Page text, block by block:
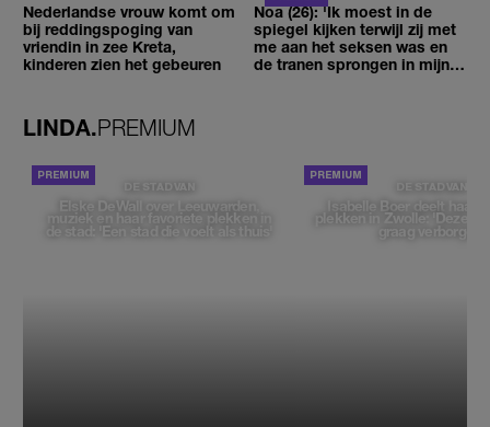
Nederlandse vrouw komt om
bij reddingspoging van
vriendin in zee Kreta,
kinderen zien het gebeuren
Noa (26): 'Ik moest in de
spiegel kijken terwijl zij met
me aan het seksen was en
de tranen sprongen in mijn
LINDA.PREMIUM
DE STAD VAN
Elske DeWall over Leeuwarden,
muziek en haar favoriete plekken in
de stad: 'Een stad die voelt als thuis'
DE STAD VAN
Isabelle Boer deelt haar
plekken in Zwolle: 'Deze
graag verborgen'